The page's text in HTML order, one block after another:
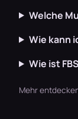
Welche
Wie kann
Wie ist
Mehr